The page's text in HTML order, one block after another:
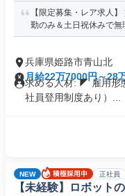
【限定募集・レア求人
勤のみ＆土日祝休みで無
兵庫県姫路市青山北
月給22万7000円～28
求める人材: ◤ 雇用形
社員登用制度あり）...
NEW 正社員
【未経験】ロボット